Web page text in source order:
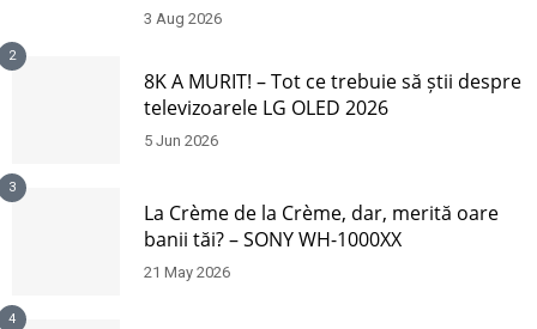
3 Aug 2026
2
8K A MURIT! – Tot ce trebuie să știi despre
televizoarele LG OLED 2026
5 Jun 2026
3
La Crème de la Crème, dar, merită oare
banii tăi? – SONY WH-1000XX
21 May 2026
4